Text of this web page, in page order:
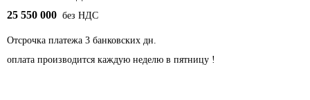
25 550 000 без НДС
Отсрочка платежа 3 банковских дн.
оплата производится каждую неделю в пятницу !